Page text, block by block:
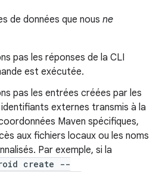
de données que nous ne
pas les réponses de la CLI
est exécutée.
pas les entrées créées par les
externes transmis à la
Maven spécifiques,
aux fichiers locaux ou les noms
Par exemple, si la
create --